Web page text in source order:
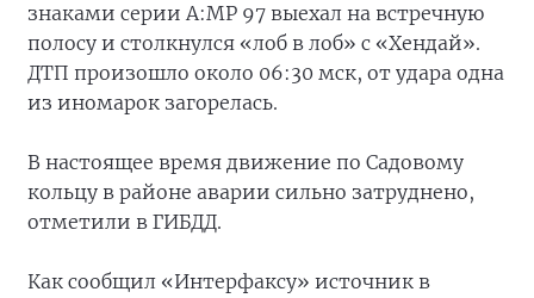
знаками серии А:МР 97 выехал на встречную
полосу и столкнулся «лоб в лоб» с «Хендай».
ДТП произошло около 06:30 мск, от удара одна
из иномарок загорелась.
В настоящее время движение по Садовому
кольцу в районе аварии сильно затруднено,
отметили в ГИБДД.
Как сообщил «Интерфаксу» источник в